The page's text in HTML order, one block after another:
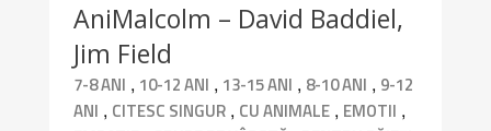
AniMalcolm – David Baddiel,
Jim Field
7-8 ANI , 10-12 ANI , 13-15 ANI , 8-10 ANI , 9-12
ANI , CITESC SINGUR , CU ANIMALE , EMOTII ,